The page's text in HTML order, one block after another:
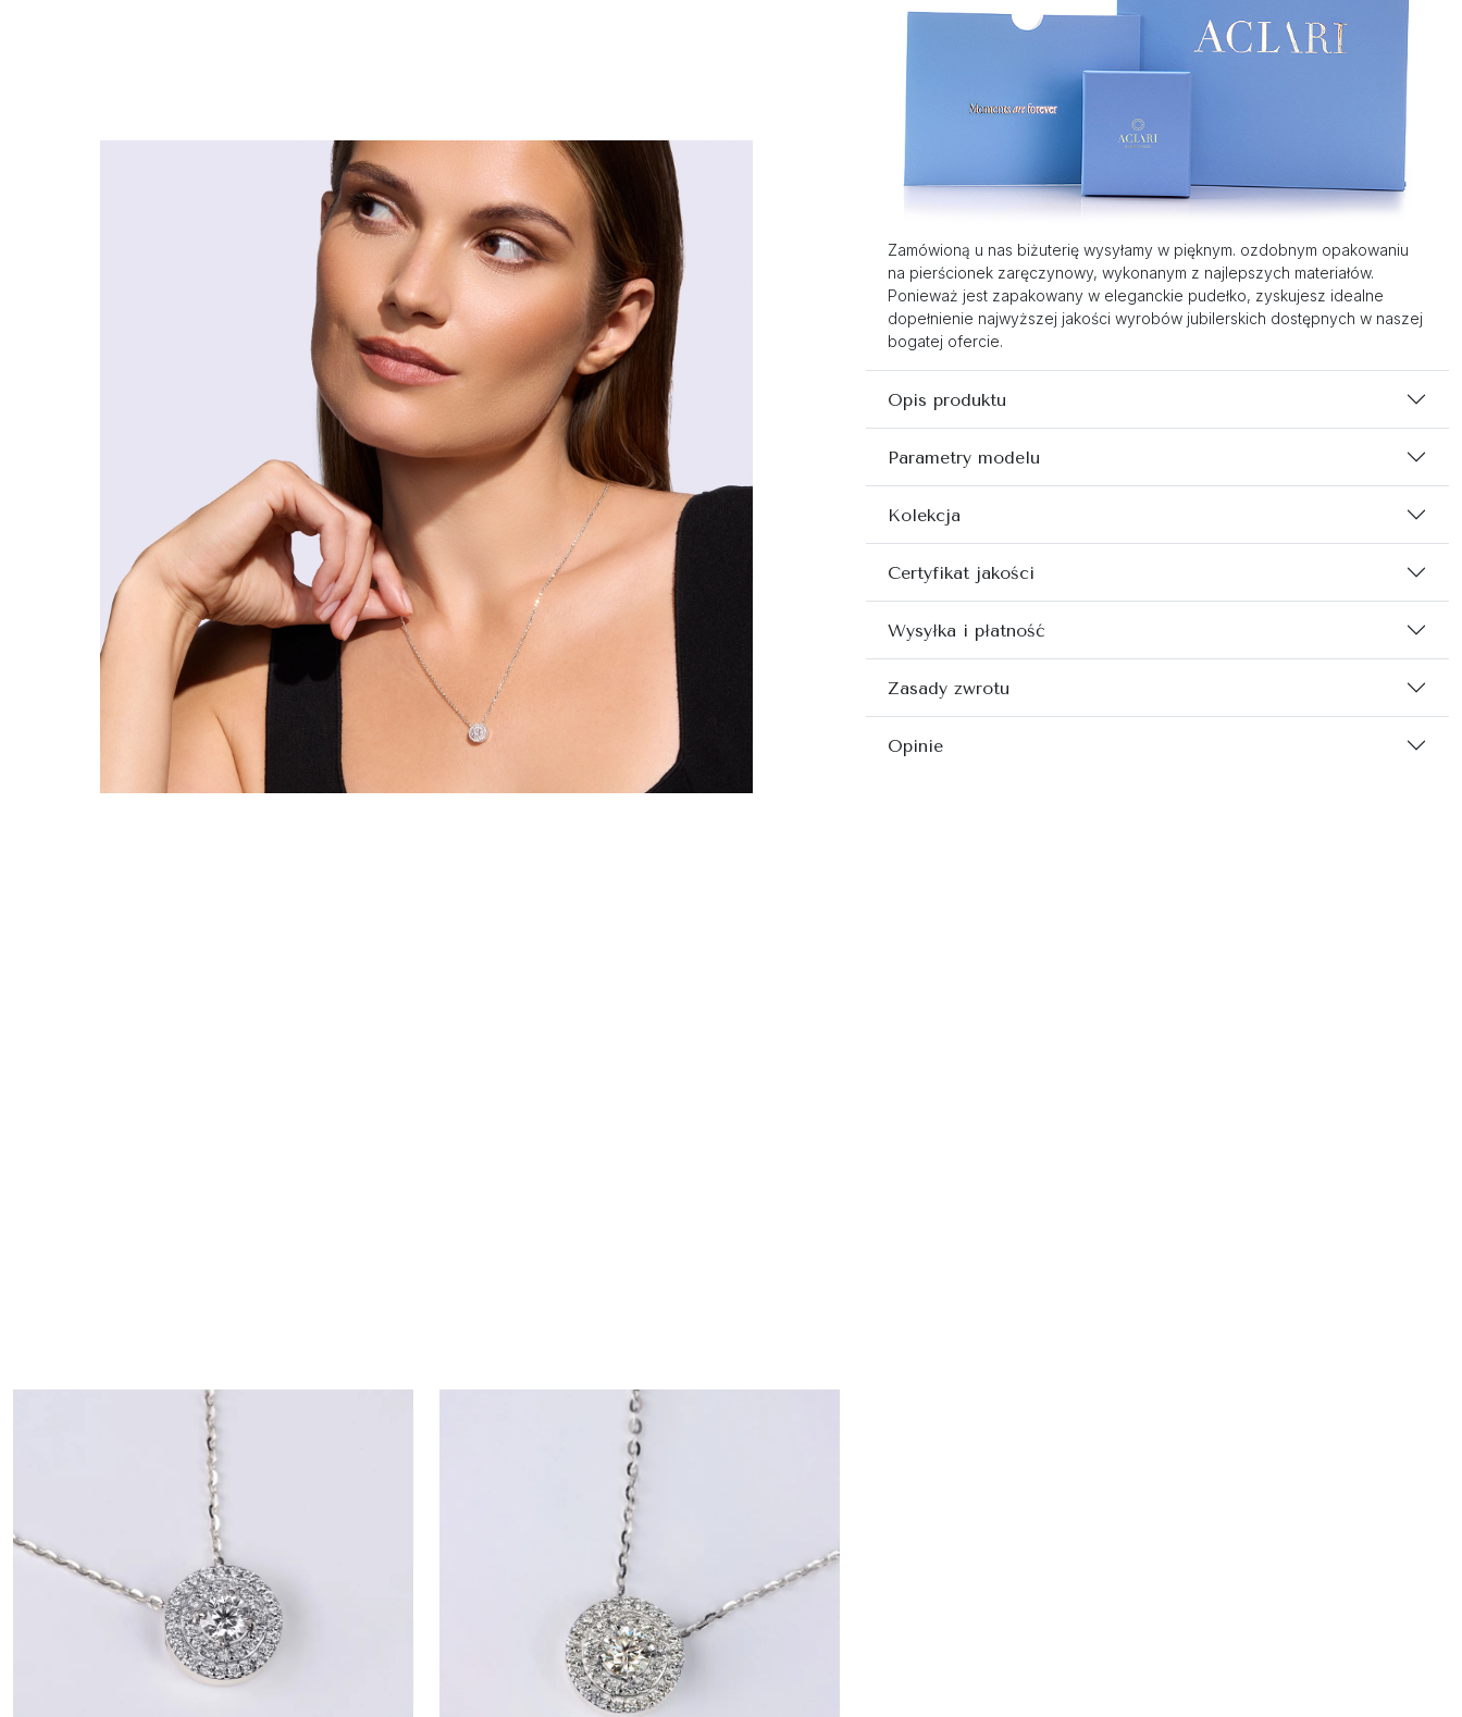
Zamówioną u nas biżuterię wysyłamy w pięknym. ozdobnym opakowaniu
na pierścionek zaręczynowy, wykonanym z najlepszych materiałów.
Ponieważ jest zapakowany w eleganckie pudełko, zyskujesz idealne
dopełnienie najwyższej jakości wyrobów jubilerskich dostępnych w naszej
bogatej ofercie.
Opis produktu
Parametry modelu
Kolekcja
Certyfikat jakości
Wysyłka i płatność
Zasady zwrotu
Opinie